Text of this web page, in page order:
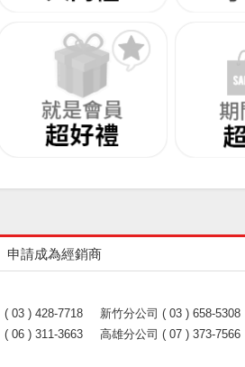
申請成為經銷商
( 03 ) 428-7718
新竹分公司 ( 03 ) 658-5308
( 06 ) 311-3663 高雄分公司 ( 07 ) 373-7566